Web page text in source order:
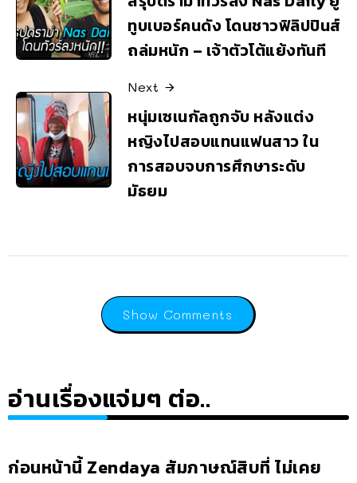
ทูบเบอร์คนดัง โดนชาวฟิลิปปินส์
ถล่มหนัก – เจ้าตัวโต้แย้งทันที
Next
หนุ่มเซเนกัลถูกจับ หลังแต่ง
หญิงไปสอบแทนแฟนสาว ใน
การสอบจบการศึกษาระดับ
มัธยม
Show Comments
อ่านเรื่องแจ่มๆ ต่อ..
ก่อนหน้านี้ Zendaya สัมภาษณ์สิบที่ ไม่เคย